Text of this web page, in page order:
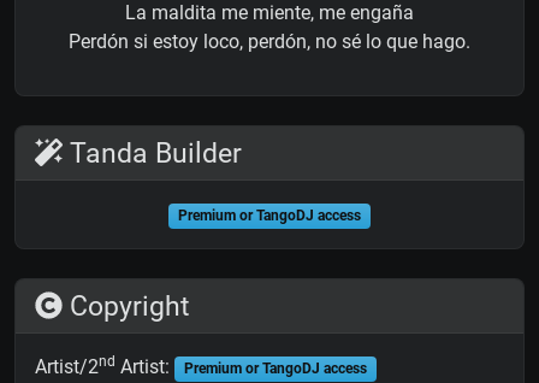
La maldita me miente, me engaña
Perdón si estoy loco, perdón, no sé lo que hago.
Tanda Builder
Premium or TangoDJ access
Copyright
Artist/2nd Artist: Premium or TangoDJ access